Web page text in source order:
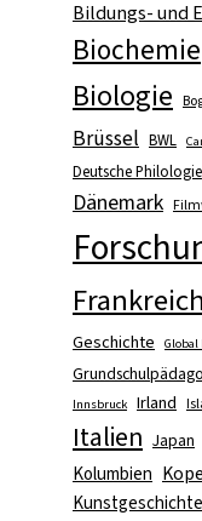
Bildungs- und
Biochemie
Biologie
Brüssel BWL
Deutsche Philologie
Dänemark
Frankreich
Geschichte
Innsbruck Irland
Italien Japan
Kolumbien
Kunstgeschichte